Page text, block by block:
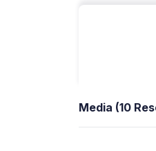
Media (10